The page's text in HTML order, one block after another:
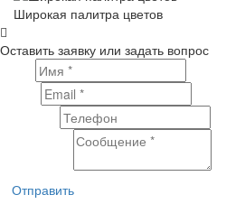
Широкая палитра цветов
Оставить заявку или задать вопрос
Отправить